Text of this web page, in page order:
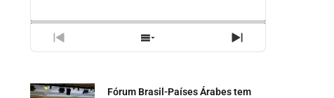
PREVIOUS
EPISODE
SHOW
EPISODES
NEXT
EPISODE
Fórum Brasil-Países Árabes tem